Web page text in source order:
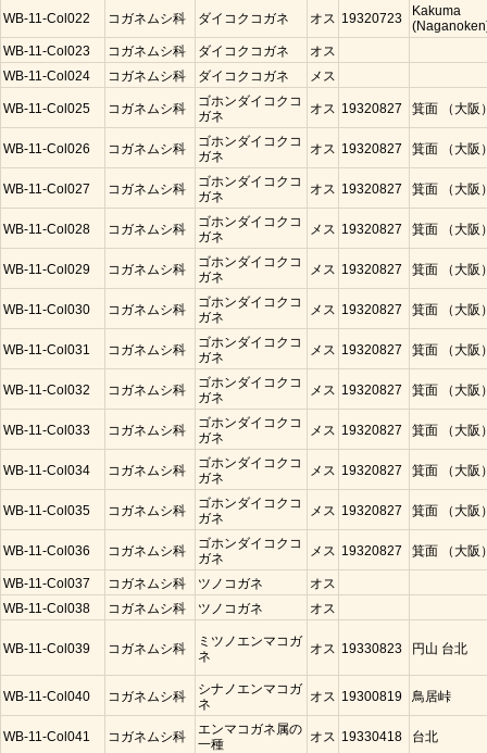
WB-11-Col022 コガネムシ科 ダイコクコガネ オス 19320723
Kakuma
WB-11-Col023
コガネムシ科 ダイコクコガネ
オス
WB-11-Col024
コガネムシ科 ダイコクコガネ メス
WB-11-Col025 コガネムシ科
ゴホンダイコクコ
ガネ
オス 19320827 箕面 （大阪
WB-11-Col026 コガネムシ科
ゴホンダイコクコ
ガネ
オス 19320827 箕面 （大阪
WB-11-Col027 コガネムシ科
ゴホンダイコクコ
ガネ
オス 19320827 箕面 （大阪
WB-11-Col028 コガネムシ科
ゴホンダイコクコ
ガネ
メス 19320827 箕面 （大阪
WB-11-Col029 コガネムシ科
ゴホンダイコクコ
ガネ
メス 19320827 箕面 （大阪
WB-11-Col030 コガネムシ科
ゴホンダイコクコ
ガネ
メス 19320827 箕面 （大阪
WB-11-Col031 コガネムシ科
ゴホンダイコクコ
ガネ
メス 19320827 箕面 （大阪
WB-11-Col032 コガネムシ科
ゴホンダイコクコ
ガネ
メス 19320827 箕面 （大阪
WB-11-Col033 コガネムシ科
ゴホンダイコクコ
ガネ
メス 19320827 箕面 （大阪
WB-11-Col034 コガネムシ科
ゴホンダイコクコ
ガネ
メス 19320827 箕面 （大阪
WB-11-Col035 コガネムシ科
ゴホンダイコクコ
ガネ
メス 19320827 箕面 （大阪
WB-11-Col036 コガネムシ科
ゴホンダイコクコ
ガネ
メス 19320827 箕面 （大阪
WB-11-Col037 コガネムシ科 ツノコガネ
オス
WB-11-Col038
コガネムシ科 ツノコガネ オス
WB-11-Col039 コガネムシ科
ミツノエンマコガ
ネ
オス 19330823 円山 台北
WB-11-Col040 コガネムシ科
シナノエンマコガ
ネ
オス 19300819 鳥居峠
WB-11-Col041 コガネムシ科
エンマコガネ属の
一種
オス 19330418 台北